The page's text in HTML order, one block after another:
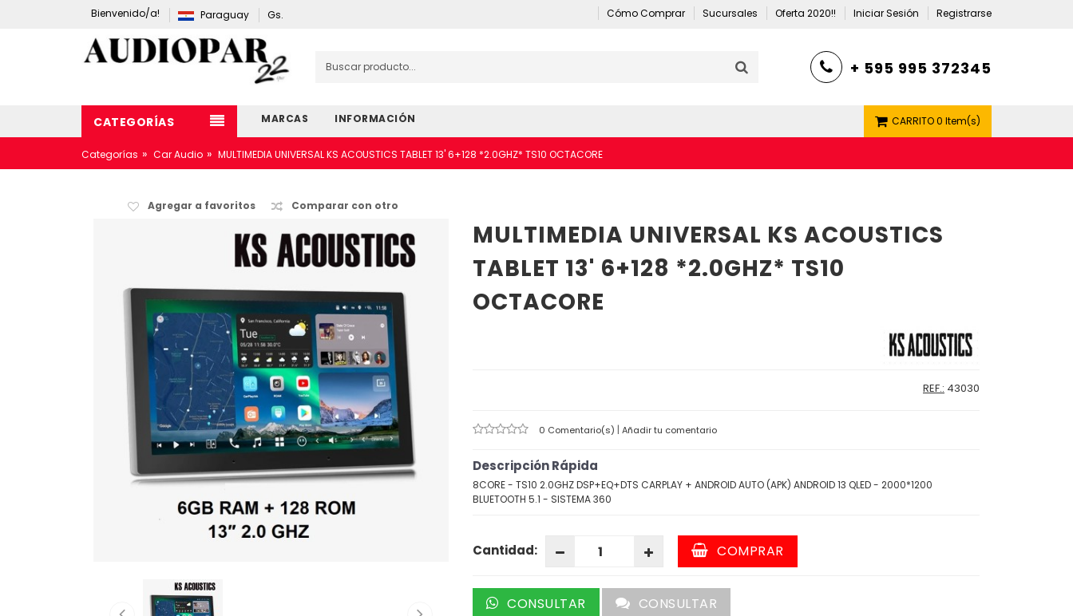
Bienvenido/a! Paraguay Gs. Cómo Comprar Sucursales Oferta 2020!! Iniciar Sesión Registrarse
+ 595 995 372345
CATEGORÍAS MARCAS INFORMACIÓN CARRITO0 Item(s)
Categorías » Car Audio » MULTIMEDIA UNIVERSAL KS ACOUSTICS TABLET 13' 6+128 *2.0GHZ* TS10 OCTACORE
Agregar a favoritos Comparar con otro
MULTIMEDIA UNIVERSAL KS ACOUSTICS
TABLET 13' 6+128 *2.0GHZ* TS10
OCTACORE
REF.: 43030
0 Comentario(s) | Añadir tu comentario
Descripción Rápida
8CORE - TS10 2.0GHZ DSP+EQ+DTS CARPLAY + ANDROID AUTO (APK) ANDROID 13 QLED - 2000*1200
BLUETOOTH 5.1 - SISTEMA 360
Cantidad: COMPRAR
CONSULTAR CONSULTAR